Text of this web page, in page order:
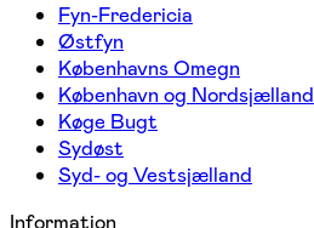
Fyn-Fredericia
Østfyn
Københavns Omegn
København og Nordsjælland
Køge Bugt
Sydøst
Syd- og Vestsjælland
Information